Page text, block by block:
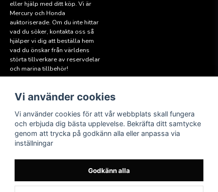
eller hjälp med ditt köp. Vi är
Mercury och Honda
auktoriserade. Om du inte hittar
vad du söker, kontakta oss så
hjälper vi dig att beställa hem
vad du önskar från världens
störta tillverkare av reservdelar
och marina tillbehör!
Läs mer
Köpvillkor
Hitta till oss
Miljöpolicy
Medlem i Sweboat
Följ oss
Facebook
Instagram
Vi använder cookies
Vi använder cookies för att vår webbplats skall fungera
och erbjuda dig bästa upplevelse. Bekräfta ditt samtycke
genom att trycka på godkänn alla eller anpassa via
inställningar
Godkänn alla